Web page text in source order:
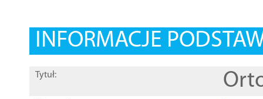
INFORMACJE
Tytuł: